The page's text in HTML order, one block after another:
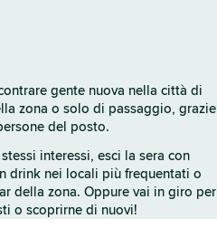
gente nuova nella città di
zona o solo di passaggio, grazie
del posto.
interessi, esci la sera con
drink nei locali più frequentati o
della zona. Oppure vai in giro per
o scoprirne di nuovi!